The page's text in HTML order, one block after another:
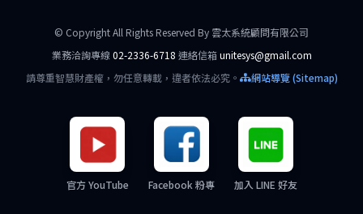
© Copyright All Rights Reserved By 雲太系統顧問有限公司
業務洽詢專線 02-2336-6718 連絡信箱unitesys@gmail.com
請尊重智慧財產權，勿任意轉載，違者依法必究。
網站導覽 (Sitemap)
官方 YouTube Facebook 粉專 加入 LINE 好友